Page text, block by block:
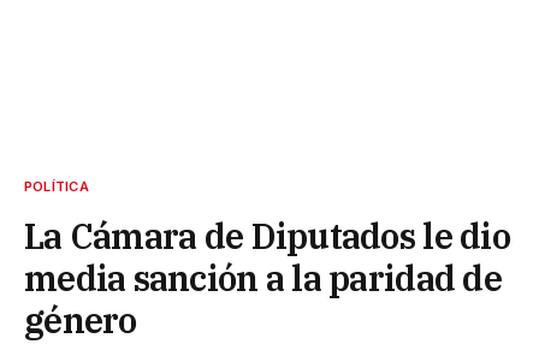
POLÍTICA
La Cámara de Diputados le dio
media sanción a la paridad de
género